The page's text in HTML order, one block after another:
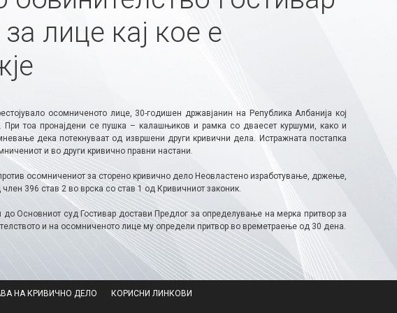
лице кај кое е
осомниченото лице, 30-годишен државјанин на Република Албанија кој
При тоа пронајдени се пушка – калашњиков и рамка со дваесет куршуми, како и
дека потекнуваат од извршени други кривични дела. Истражната постапка
и во други кривично правни настани.
осомничениот за сторено кривично дело Неовластено изработување, држење,
396 став 2 во врска со став 1 од Кривичниот законик.
Основниот суд Гостивар достави Предлог за определување на мерка притвор за
и на осомниченото лице му определи притвор во времетраење од 30 дена.
НА КРИВИЧНО ДЕЛО
КОРИСНИ ЛИНКОВИ